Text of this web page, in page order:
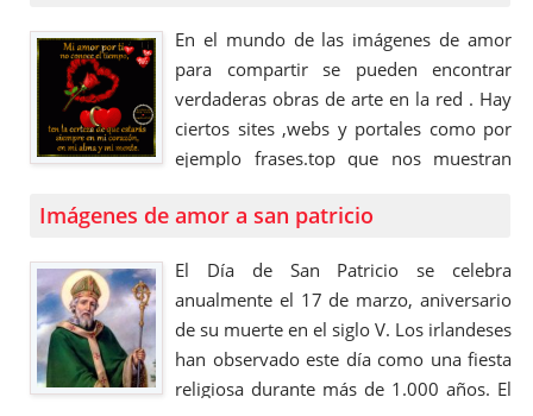
obsequio más popular y frecuentemente
utilizado como regalo para este …
En el mundo de las imágenes de amor
para compartir se pueden encontrar
verdaderas obras de arte en la red . Hay
ciertos sites ,webs y portales como por
ejemplo frases.top que nos muestran
joyas al respecto y que nos ha inspirado
disfrutar de las …
Imágenes de amor a san patricio
El Día de San Patricio se celebra
anualmente el 17 de marzo, aniversario
de su muerte en el siglo V. Los irlandeses
han observado este día como una fiesta
religiosa durante más de 1.000 años. El